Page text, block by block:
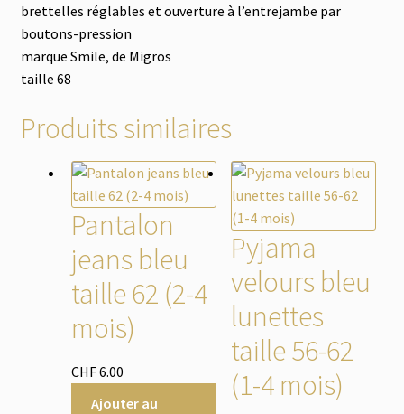
brettelles réglables et ouverture à l’entrejambe par
boutons-pression
marque Smile, de Migros
taille 68
Produits similaires
Pantalon
jeans bleu
taille 62 (2-4
mois)
CHF6.00
Ajouter au
Pyjama
velours bleu
lunettes
taille 56-62
(1-4 mois)